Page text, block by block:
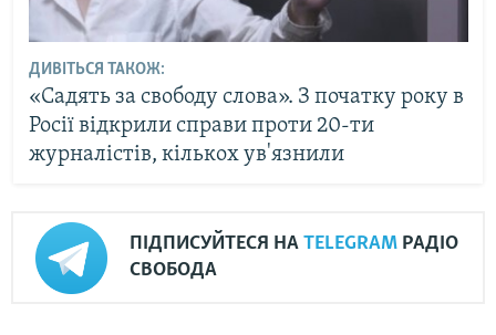
ДИВІТЬСЯ ТАКОЖ:
«Садять за свободу слова». З початку року в
Росії відкрили справи проти 20-ти
журналістів, кількох ув'язнили
ПІДПИСУЙТЕСЯ НА TELEGRAM РАДІО
СВОБОДА